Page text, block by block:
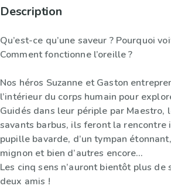
Description
Qu’est-ce qu’une saveur ? Pourquoi
Comment fonctionne l’oreille ?
Nos héros Suzanne et Gaston
l’intérieur du corps humain pour
Guidés dans leur périple par Maestro,
savants barbus, ils feront la rencontre
pupille bavarde, d’un tympan
mignon et bien d’autres encore…
Les cinq sens n’auront bientôt plus de
deux amis !